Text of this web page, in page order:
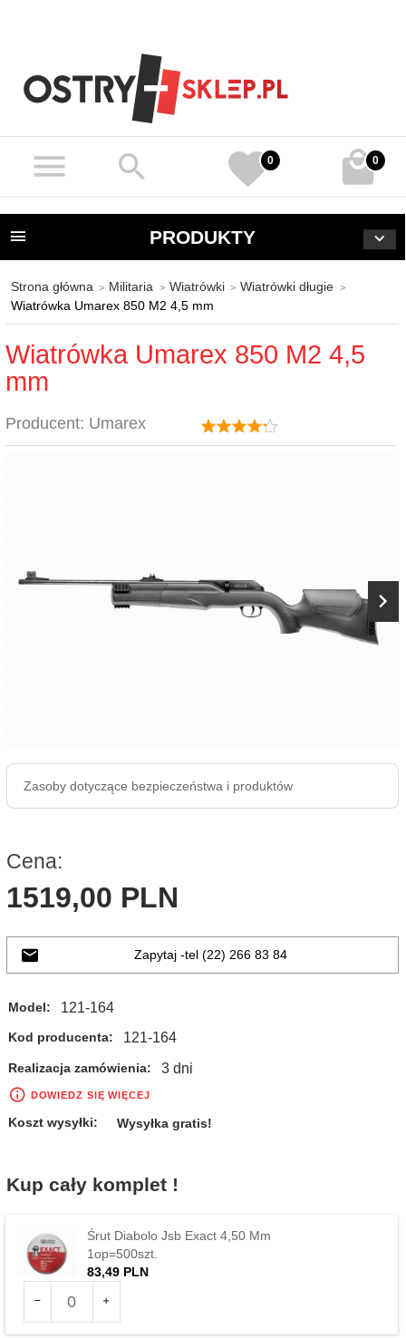
0
PRODUKTY
Strona główna Militaria Wiatrówki
Wiatrówki długie
Wiatrówka Umarex 850 M2 4,5 mm
Wiatrówka Umarex 850 M2 4,5
mm
Producent: Umarex
Zasoby dotyczące bezpieczeństwa i produktów
Cena:
1519,00 PLN
Zapytaj -tel (22) 266 83 84
Model: 121-164
Kod producenta: 121-164
Realizacja zamówienia: 3 dni
DOWIEDZ SIĘ WIĘCEJ
Koszt wysyłki: Wysyłka gratis!
Kup cały komplet !
Śrut Diabolo Jsb Exact 4,50 Mm
1op=500szt.
83,49 PLN
produktu